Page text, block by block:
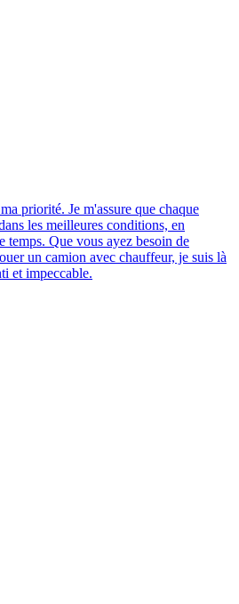
priorité. Je m'assure que chaque
les meilleures conditions, en
temps. Que vous ayez besoin de
un camion avec chauffeur, je suis là
et impeccable.